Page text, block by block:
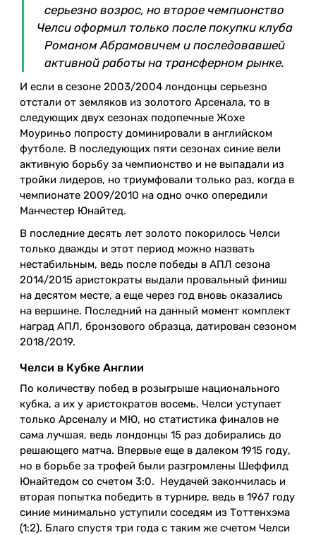
серьезно возрос, но второе чемпионство
Челси оформил только после покупки клуба
Романом Абрамовичем и последовавшей
активной работы на трансферном рынке.
И если в сезоне 2003/2004 лондонцы серьезно
отстали от земляков из золотого Арсенала, то в
следующих двух сезонах подопечные Жохе
Моуриньо попросту доминировали в английском
футболе. В последующих пяти сезонах синие вели
активную борьбу за чемпионство и не выпадали из
тройки лидеров, но триумфовали только раз, когда в
чемпионате 2009/2010 на одно очко опередили
Манчестер Юнайтед.
В последние десять лет золото покорилось Челси
только дважды и этот период можно назвать
нестабильным, ведь после победы в АПЛ сезона
2014/2015 аристократы выдали провальный финиш
на десятом месте, а еще через год вновь оказались
на вершине. Последний на данный момент комплект
наград АПЛ, бронзового образца, датирован сезоном
2018/2019.
Челси в Кубке Англии
По количеству побед в розыгрыше национального
кубка, а их у аристократов восемь, Челси уступает
только Арсеналу и МЮ, но статистика финалов не
сама лучшая, ведь лондонцы 15 раз добирались до
решающего матча. Впервые еще в далеком 1915 году,
но в борьбе за трофей были разгромлены Шеффилд
Юнайтедом со счетом 3:0. Неудачей закончилась и
вторая попытка победить в турнире, ведь в 1967 году
синие минимально уступили соседям из Тоттенхэма
(1:2). Благо спустя три года с таким же счетом Челси